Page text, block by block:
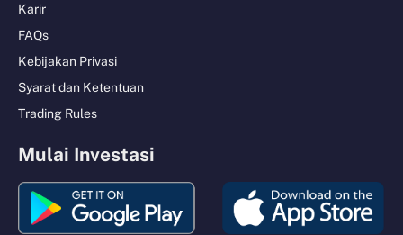
Karir
FAQs
Kebijakan Privasi
Syarat dan Ketentuan
Trading Rules
Mulai Investasi